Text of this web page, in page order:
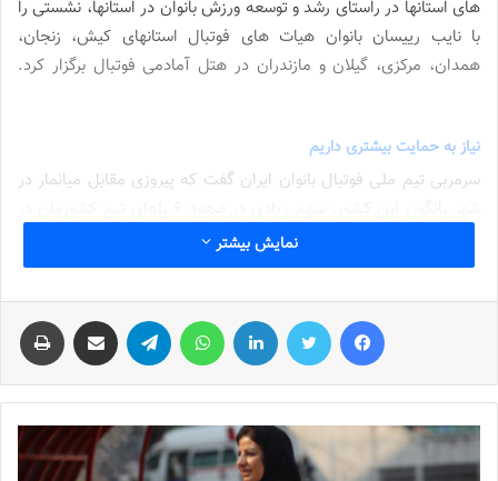
های استانها در راستای رشد و توسعه ورزش بانوان در استانها، نشستی را
با نایب رییسان بانوان هیات های فوتبال استانهای کیش، زنجان،
همدان، مرکزی، گیلان و مازندران در هتل آمادمی فوتبال برگزار کرد.
نیاز به حمایت بیشتری داریم
سرمربی تیم ملی فوتبال بانوان ایران گفت که پیروزی مقابل میانمار در
وی افزود: فوتبال ایران در بخش بانوان در حال رشد است و بازیکنانی که
اسم‌شان را خط‌شکن گذاشتم با تمام توان مشغول تلاش هستند. برای
اعتلای نام و پرچم وطن، حد و مرزی نمی‌شناسیم و با تمام توان رو به
جلو حرکت می‌کنیم تا تمام دنیا به فوتبال ایران احترام بگذارد. فقط در
این مسیر نیاز به حمایت بیشتری داریم و از همه عزیزانی که می‌توانند به
نوعی تأثیرگذار باشند، تقاضای تعامل و مساعدت داریم. اگر دختران با
امکانات بهتری برای مسابقات رسمی آماده شوند، قطعاً درصد موفقیت
نمایش بیشتر